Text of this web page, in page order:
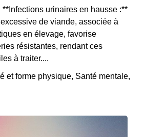
**Infections urinaires en hausse :**
de viande, associée à
en élevage, favorise
résistantes, rendant ces
à traiter....
et forme physique, Santé mentale,